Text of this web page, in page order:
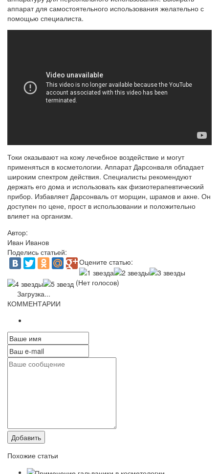
аппарат для самостоятельного использования желательно с
помощью специалиста.
Токи оказывают на кожу лечебное воздействие и могут
применяться в косметологии. Аппарат Дарсонваля обладает
широким спектром действия. Специалисты рекомендуют
держать его дома и использовать как физиотерапевтический
прибор. Избавляет Дарсонваль от морщин, шрамов и акне. Он
доступен по цене, прост в использовании и положительно
влияет на организм.
Автор:
Иван Иванов
Поделись статьей:
Оцените статью:
(Нет голосов)
Загрузка...
КОММЕНТАРИИ
Добавить
Похожие статьи